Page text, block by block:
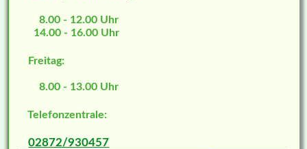
8.00 - 12.00 Uhr
14.00 - 16.00 Uhr
Freitag:
8.00 - 13.00 Uhr
Telefonzentrale:
02872/930457